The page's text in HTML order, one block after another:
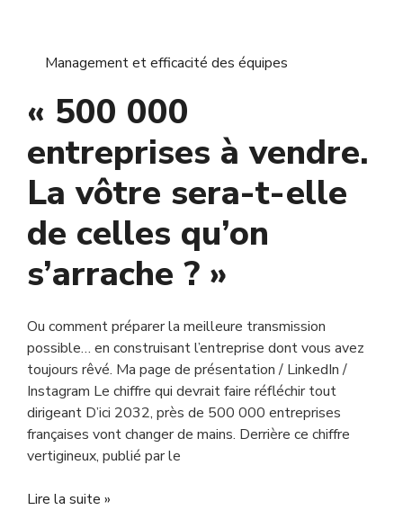
Management et efficacité des équipes
« 500 000
entreprises à vendre.
La vôtre sera-t-elle
de celles qu’on
s’arrache ? »
Ou comment préparer la meilleure transmission
possible… en construisant l’entreprise dont vous avez
toujours rêvé. Ma page de présentation / LinkedIn /
Instagram Le chiffre qui devrait faire réfléchir tout
dirigeant D’ici 2032, près de 500 000 entreprises
françaises vont changer de mains. Derrière ce chiffre
vertigineux, publié par le
Lire la suite »